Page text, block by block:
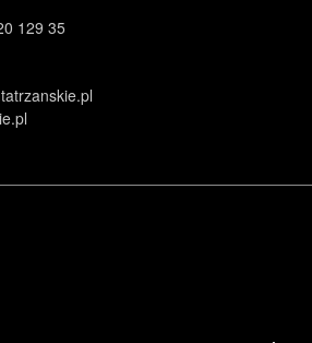
129 35